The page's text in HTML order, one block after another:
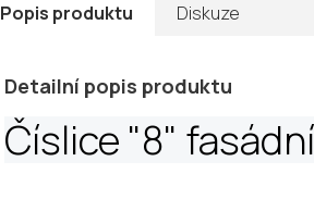
Popis produktu Diskuze
Detailní popis produktu
Číslice "8"